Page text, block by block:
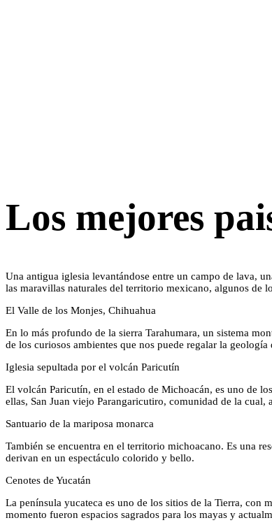
Los mejores
Una antigua iglesia levantándose entre un campo de lava,
las maravillas naturales del territorio mexicano, algunos de
El Valle de los Monjes, Chihuahua
En lo más profundo de la sierra Tarahumara, un sistema
de los curiosos ambientes que nos puede regalar la
Iglesia sepultada por el volcán Paricutín
El volcán Paricutín, en el estado de Michoacán, es uno de
ellas, San Juan viejo Parangaricutiro, comunidad de la
Santuario de la mariposa monarca
También se encuentra en el territorio michoacano. Es una
derivan en un espectáculo colorido y bello.
Cenotes de Yucatán
La península yucateca es uno de los sitios de la Tierra, con
momento fueron espacios sagrados para los mayas y